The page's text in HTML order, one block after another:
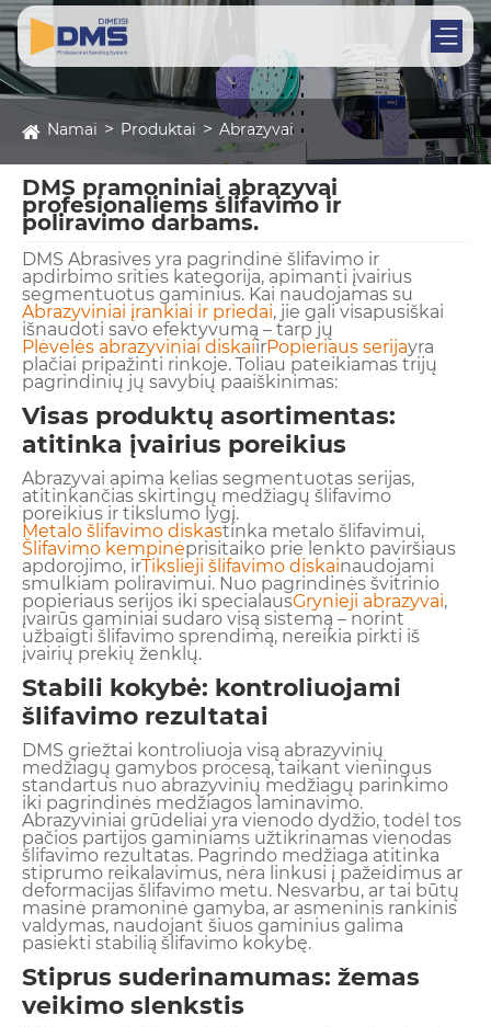
Namai Produktai Abrazyvai
DMS pramoniniai abrazyvai
profesionaliems šlifavimo ir
poliravimo darbams.
DMS Abrasives yra pagrindinė šlifavimo ir
apdirbimo srities kategorija, apimanti įvairius
segmentuotus gaminius. Kai naudojamas su
Abrazyviniai įrankiai ir priedai, jie gali visapusiškai
išnaudoti savo efektyvumą – tarp jų
Plėvelės abrazyviniai diskaiirPopieriaus serijayra
plačiai pripažinti rinkoje. Toliau pateikiamas trijų
pagrindinių jų savybių paaiškinimas:
Visas produktų asortimentas:
atitinka įvairius poreikius
Abrazyvai apima kelias segmentuotas serijas,
atitinkančias skirtingų medžiagų šlifavimo
poreikius ir tikslumo lygį.
Metalo šlifavimo diskastinka metalo šlifavimui,
Šlifavimo kempinėprisitaiko prie lenkto paviršiaus
apdorojimo, irTikslieji šlifavimo diskainaudojami
smulkiam poliravimui. Nuo pagrindinės švitrinio
popieriaus serijos iki specialausGrynieji abrazyvai,
įvairūs gaminiai sudaro visą sistemą – norint
užbaigti šlifavimo sprendimą, nereikia pirkti iš
įvairių prekių ženklų.
Stabili kokybė: kontroliuojami
šlifavimo rezultatai
DMS griežtai kontroliuoja visą abrazyvinių
medžiagų gamybos procesą, taikant vieningus
standartus nuo abrazyvinių medžiagų parinkimo
iki pagrindinės medžiagos laminavimo.
Abrazyviniai grūdeliai yra vienodo dydžio, todėl tos
pačios partijos gaminiams užtikrinamas vienodas
šlifavimo rezultatas. Pagrindo medžiaga atitinka
stiprumo reikalavimus, nėra linkusi į pažeidimus ar
deformacijas šlifavimo metu. Nesvarbu, ar tai būtų
masinė pramoninė gamyba, ar asmeninis rankinis
valdymas, naudojant šiuos gaminius galima
pasiekti stabilią šlifavimo kokybę.
Stiprus suderinamumas: žemas
veikimo slenkstis